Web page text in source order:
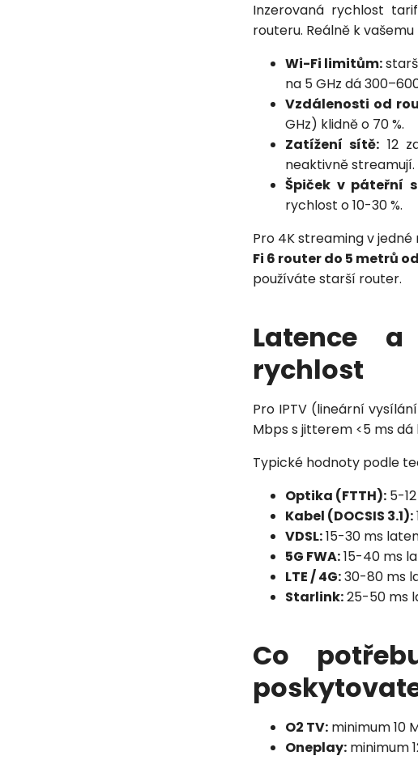
Inzerovaná rychlost
routeru. Reálně k
Wi-Fi limitům:
na 5 GHz dá
Vzdálenosti od
GHz) klidně o 70 %.
Zatížení sítě: 12
neaktivně streamují.
Špiček v páteřní
rychlost o 10-30 %.
Pro 4K streaming v
Fi 6 router do 5 metrů
používáte starší router.
Latence
rychlost
Pro IPTV (lineární
Mbps s jitterem <5 ms
Typické hodnoty podle
Optika (FTTH): 5-
Kabel (DOCSIS 3.1):
VDSL:15-30 ms
5G FWA:15-40 ms
LTE / 4G:30-80 ms
Starlink:25-50 ms
Co
O2 TV: minimum 10
Oneplay: minimum